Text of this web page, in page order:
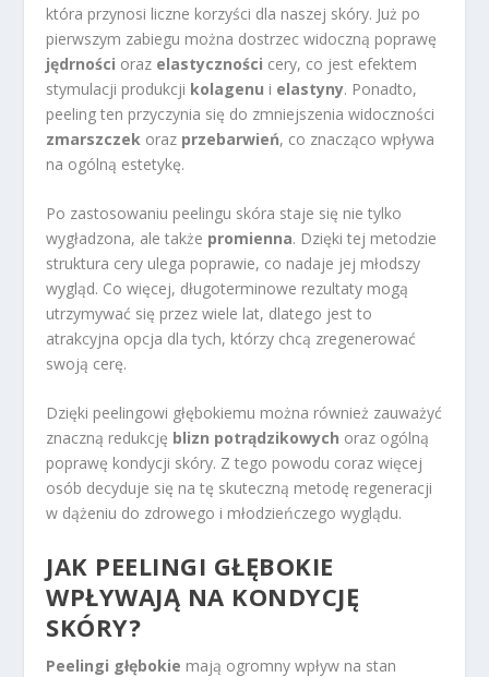
która przynosi liczne korzyści dla naszej skóry. Już po
pierwszym zabiegu można dostrzec widoczną poprawę
jędrności oraz elastyczności cery, co jest efektem
stymulacji produkcji kolagenu i elastyny. Ponadto,
peeling ten przyczynia się do zmniejszenia widoczności
zmarszczek oraz przebarwień, co znacząco wpływa
na ogólną estetykę.
Po zastosowaniu peelingu skóra staje się nie tylko
wygładzona, ale także promienna. Dzięki tej metodzie
struktura cery ulega poprawie, co nadaje jej młodszy
wygląd. Co więcej, długoterminowe rezultaty mogą
utrzymywać się przez wiele lat, dlatego jest to
atrakcyjna opcja dla tych, którzy chcą zregenerować
swoją cerę.
Dzięki peelingowi głębokiemu można również zauważyć
znaczną redukcję blizn potrądzikowych oraz ogólną
poprawę kondycji skóry. Z tego powodu coraz więcej
osób decyduje się na tę skuteczną metodę regeneracji
w dążeniu do zdrowego i młodzieńczego wyglądu.
JAK PEELINGI GŁĘBOKIE
WPŁYWAJĄ NA KONDYCJĘ
SKÓRY?
Peelingi głębokie mają ogromny wpływ na stan